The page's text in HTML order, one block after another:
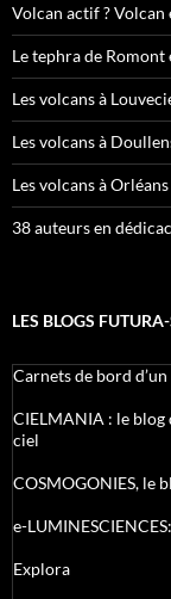
Volcan actif ? Volcan
Le tephra de Romont
Les volcans à
Les volcans à
Les volcans à Orléans
38 auteurs en
LES BLOGS
Carnets de bord
CIELMANIA : le blog
ciel
COSMOGONIES, le
e-
Explora